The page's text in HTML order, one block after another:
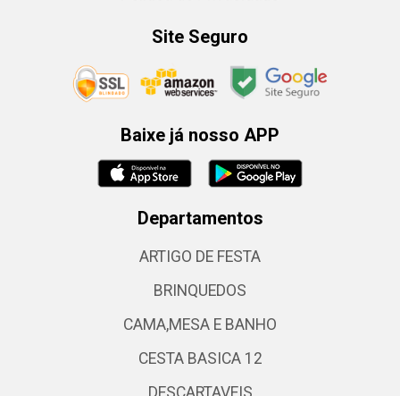
Site Seguro
Baixe já nosso APP
Departamentos
ARTIGO DE FESTA
BRINQUEDOS
CAMA,MESA E BANHO
CESTA BASICA 12